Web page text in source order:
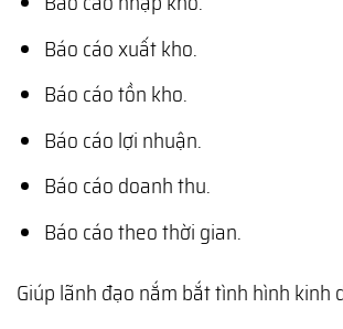
Báo cáo xuất kho.
Báo cáo tồn kho.
Báo cáo lợi nhuận.
Báo cáo doanh thu.
Báo cáo theo thời gian.
Giúp lãnh đạo nắm bắt tình hình kinh